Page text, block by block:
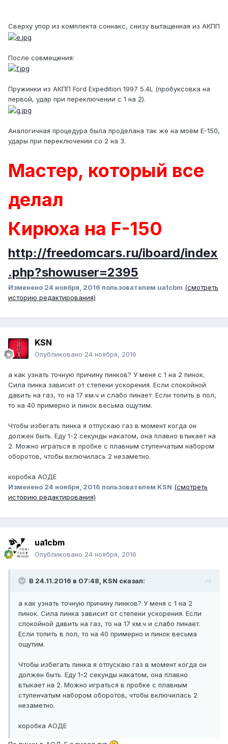
Сверху упор из комплекта соннакс, снизу вытащенная из АКПП
После совмещения:
Пружинки из АКПП Ford Expedition 1997 5.4L (пробуксовка на
первой, удар при переключении с 1 на 2).
Аналогичная процедура была проделана так же на моём E-150,
удары при переключении со 2 на 3.
Мастер, который все
делал
Кирюха на F-150
http://freedomcars.ru/iboard/index
.php?showuser=2395
Изменено 24 ноября, 2016 пользователем ua1cbm (смотреть
историю редактирования)
KSN
Опубликовано 24 ноября, 2016
а как узнать точную причину пинков? У меня с 1 на 2 пинок.
Сила пинка зависит от степени ускорения. Если спокойной
давить на газ, то на 17 км.ч и слабо пинает. Если топить в пол,
то на 40 примерно и пинок весьма ощутим.
Чтобы избегать пинка я отпускаю газ в момент когда он
должен быть. Еду 1-2 секунды накатом, она плавно втыкает на
2. Можно играться в пробке с плавным ступенчатым набором
оборотов, чтобы включилась 2 незаметно.
коробка АОДЕ
Изменено 24 ноября, 2016 пользователем KSN (смотреть
историю редактирования)
ua1cbm
Опубликовано 24 ноября, 2016
В 24.11.2016 в 07:48, KSN сказал:
а как узнать точную причину пинков? У меня с 1 на 2
пинок. Сила пинка зависит от степени ускорения. Если
спокойной давить на газ, то на 17 км.ч и слабо пинает.
Если топить в пол, то на 40 примерно и пинок весьма
ощутим.
Чтобы избегать пинка я отпускаю газ в момент когда он
должен быть. Еду 1-2 секунды накатом, она плавно
втыкает на 2. Можно играться в пробке с плавным
ступенчатым набором оборотов, чтобы включилась 2
незаметно.
коробка АОДЕ